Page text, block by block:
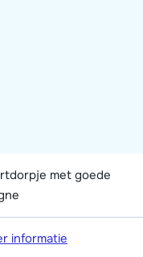
met goede
informatie